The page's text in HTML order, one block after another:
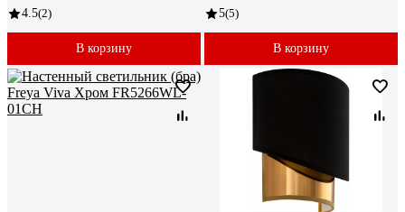
4.5(2)
В корзину
5(5)
В корзину